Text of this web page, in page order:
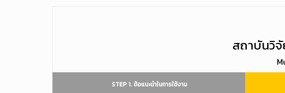
สถาบันวิ
STEP 1. ข้อแนะนำในการใช้งาน